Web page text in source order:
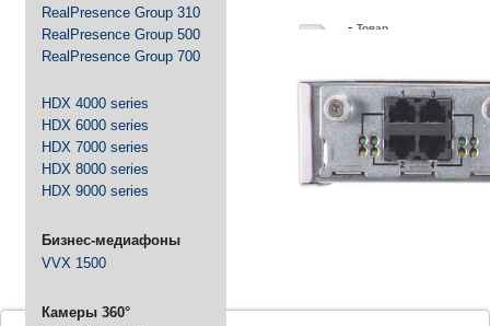
RealPresence Group 310
RealPresence Group 500
RealPresence Group 700
HDX 4000 series
HDX 6000 series
HDX 7000 series
HDX 8000 series
HDX 9000 series
Бизнес-медиафоны
VVX 1500
Камеры 360°
- Товар